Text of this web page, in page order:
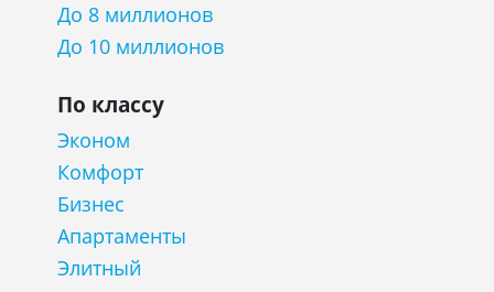
До 8 миллионов
До 10 миллионов
По классу
Эконом
Комфорт
Бизнес
Апартаменты
Элитный